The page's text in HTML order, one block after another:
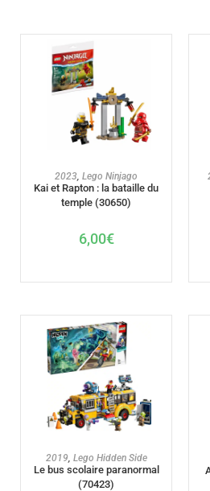
AJOUTER AU PANIER
2023, Lego Ninjago
Kai et Rapton : la bataille du
temple (30650)
6,00€
AJOUTER AU PANIER
2019, Lego Hidden Side
Le bus scolaire paranormal
(70423)